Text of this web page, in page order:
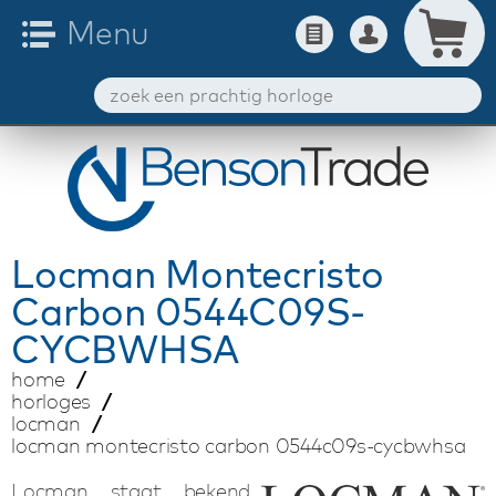
Locman Montecristo
Carbon 0544C09S-
CYCBWHSA
home
horloges
locman
locman montecristo carbon 0544c09s-cycbwhsa